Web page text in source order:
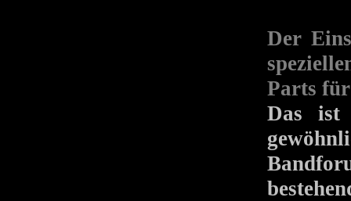
Der
Parts
Das ist